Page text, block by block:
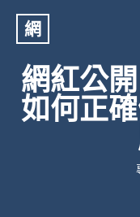
網
網紅公
如何正